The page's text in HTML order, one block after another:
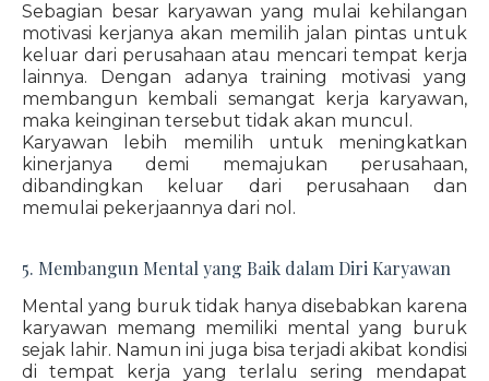
Sebagian besar karyawan yang mulai kehilangan
motivasi kerjanya akan memilih jalan pintas untuk
keluar dari perusahaan atau mencari tempat kerja
lainnya. Dengan adanya training motivasi yang
membangun kembali semangat kerja karyawan,
maka keinginan tersebut tidak akan muncul.
Karyawan lebih memilih untuk meningkatkan
kinerjanya demi memajukan perusahaan,
dibandingkan keluar dari perusahaan dan
memulai pekerjaannya dari nol.
5. Membangun Mental yang Baik dalam Diri Karyawan
Mental yang buruk tidak hanya disebabkan karena
karyawan memang memiliki mental yang buruk
sejak lahir. Namun ini juga bisa terjadi akibat kondisi
di tempat kerja yang terlalu sering mendapat